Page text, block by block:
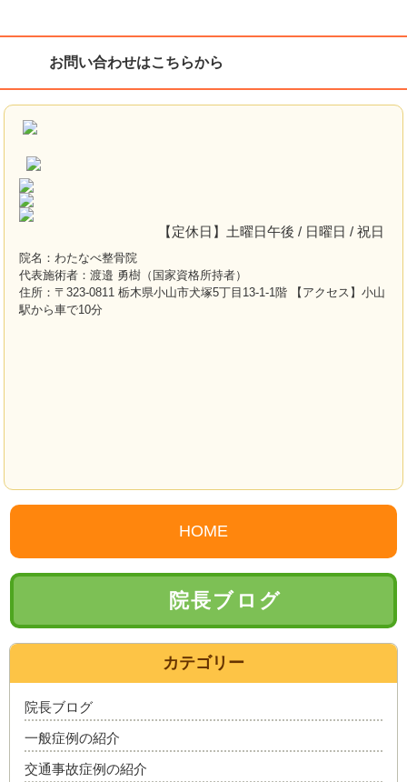
お問い合わせはこちらから
【定休日】土曜日午後 / 日曜日 / 祝日
院名：わたなべ整骨院
代表施術者：渡邉 勇樹（国家資格所持者）
住所：〒323-0811 栃木県小山市犬塚5丁目13-1-1階 【アクセス】小山
駅から車で10分
HOME
院長ブログ
カテゴリー
院長ブログ
一般症例の紹介
交通事故症例の紹介